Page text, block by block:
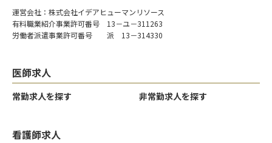
運営会社：株式会社イデアヒューマンリソース
有料職業紹介事業許可番号 13－ユ－311263
労働者派遣事業許可番号 派 13－314330
医師求人
常勤求人を探す 非常勤求人を探す
看護師求人